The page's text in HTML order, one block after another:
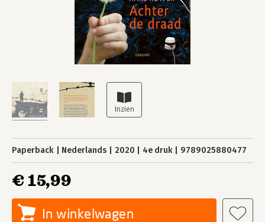
Paperback Nederlands 2020 4e druk 9789025880477
€ 15,99
In winkelwagen